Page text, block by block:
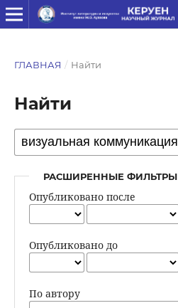
ГЛАВНАЯ / Найти
Найти
РАСШИРЕННЫЕ ФИЛЬТРЫ
Опубликовано после
Опубликовано до
По автору